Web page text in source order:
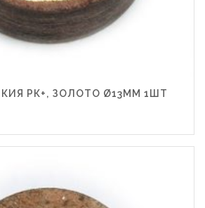
РК+, ЗОЛОТО Ø13ММ 1ШТ